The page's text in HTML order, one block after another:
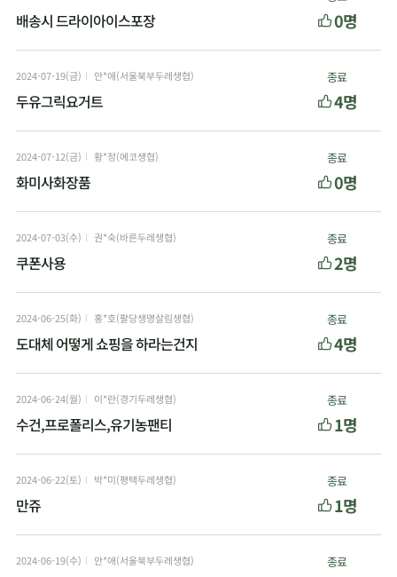
배송시 드라이아이스포장 0명
2024-07-19(금) 안*애(서울북부두레생협)
두유그릭요거트
종료
4명
2024-07-12(금) 황*정(에코생협)
화미사화장품
종료
0명
2024-07-03(수) 권*숙(바른두레생협)
쿠폰사용
종료
2명
2024-06-25(화) 홍*호(팔당생명살림생협)
도대체 어떻게 쇼핑을 하라는건지
종료
4명
2024-06-24(월) 이*란(경기두레생협)
수건,프로폴리스,유기농팬티
종료
1명
2024-06-22(토) 박*미(평택두레생협)
만쥬
종료
1명
2024-06-19(수) 안*애(서울북부두레생협) 종료